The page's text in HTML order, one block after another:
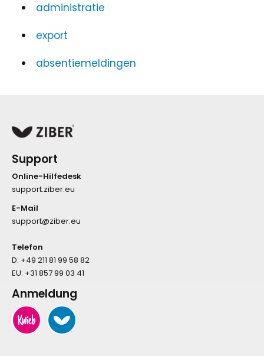
administratie
export
absentiemeldingen
Support
Online-Hilfedesk
support.ziber.eu
E-Mail
support@ziber.eu
Telefon
D: +49 211 81 99 58 82
EU: +31 857 99 03 41
Anmeldung